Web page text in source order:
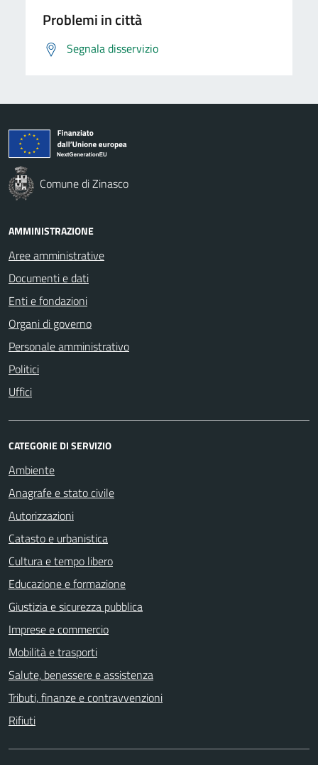
Problemi in città
Segnala disservizio
Comune di Zinasco
AMMINISTRAZIONE
Aree amministrative
Documenti e dati
Enti e fondazioni
Organi di governo
Personale amministrativo
Politici
Uffici
CATEGORIE DI SERVIZIO
Ambiente
Anagrafe e stato civile
Autorizzazioni
Catasto e urbanistica
Cultura e tempo libero
Educazione e formazione
Giustizia e sicurezza pubblica
Imprese e commercio
Mobilità e trasporti
Salute, benessere e assistenza
Tributi, finanze e contravvenzioni
Rifiuti